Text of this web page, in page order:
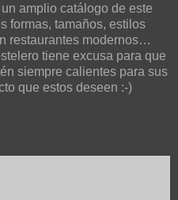
amplio catálogo de este
formas, tamaños, estilos
restaurantes modernos…
tiene excusa para que
siempre calientes para sus
que estos deseen :-)